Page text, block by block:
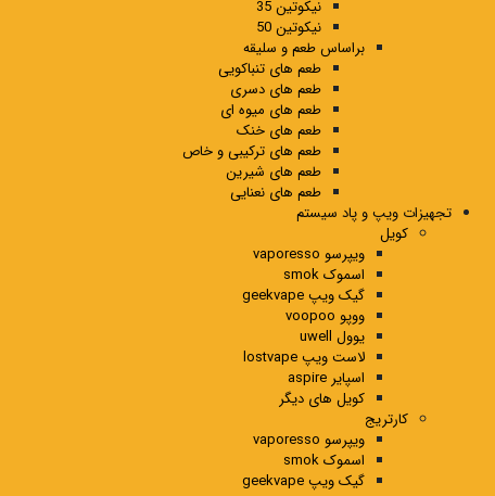
نیکوتین 35
نیکوتین 50
براساس طعم و سلیقه
طعم های تنباکویی
طعم های دسری
طعم های میوه ای
طعم های خنک
طعم های ترکیبی و خاص
طعم های شیرین
طعم های نعنایی
تجهیزات ویپ و پاد سیستم
کویل
ویپرسو vaporesso
اسموک smok
گیک ویپ geekvape
ووپو voopoo
یوول uwell
لاست ویپ lostvape
اسپایر aspire
کویل های دیگر
کارتریج
ویپرسو vaporesso
اسموک smok
گیک ویپ geekvape